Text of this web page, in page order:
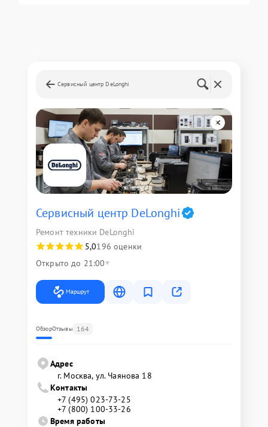
Сервисный центр DeLonghi
Сервисный центр DeLonghi
Ремонт техники DeLonghi
5,0196 оценки
Открыто до 21:00
Маршрут
ОбзорОтзывы 164
Адрес
г. Москва, ул. Чаянова 18
Контакты
+7 (495) 023-73-25
+7 (800) 100-33-26
Время работы